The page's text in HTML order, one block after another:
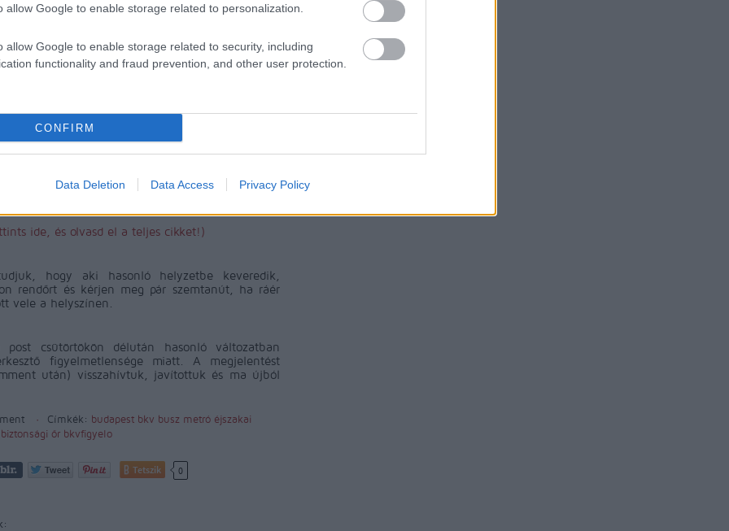
allow Google to enable storage related to personalization.
allow Google to enable storage related to security, including
functionality and fraud prevention, and other user protection.
CONFIRM
Data Deletion Data Access Privacy Policy
és állítottak ki róla ilyen papírt. Mostanában
olyan dolgokat ellopni az utasoktól, ami nem
a zsebre tett bérletekre gondolok, amelyekről
ide, és olvasd el a teljes cikket!)
modortalan biztonságiak.
ide, és olvasd el a teljes cikket!)
hogy aki hasonló helyzetbe keveredik,
rendőrt és kérjen meg pár szemtanút, ha ráér
vele a helyszínen.
post csütörtökön délután hasonló változatban
figyelmetlensége miatt. A megjelentést
után) visszahívtuk, javítottuk és ma újból
Címkék: budapest bkv busz metró éjszakai
biztonsági őr bkvfigyelo
Tetszik 0